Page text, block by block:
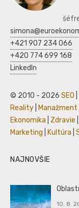
+421 907 234 066
+420 774 699 168
LinkedIn
© 2010 - 2026 SEO
Reality
Manažment
Ekonomika
Zdravie
Marketing
Kultúra
NAJNOVŠIE
10. 8.